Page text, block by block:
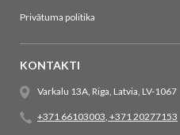
Privātuma politika
KONTAKTI
Varkalu 13A, Riga, Latvia, LV-1067
+371 66103003, +371 20277153